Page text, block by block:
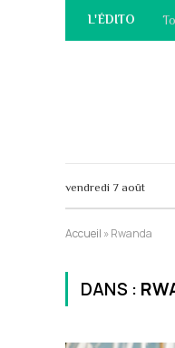
L'ÉDITO
vendredi 7 août
Accueil »Rwanda
DANS :